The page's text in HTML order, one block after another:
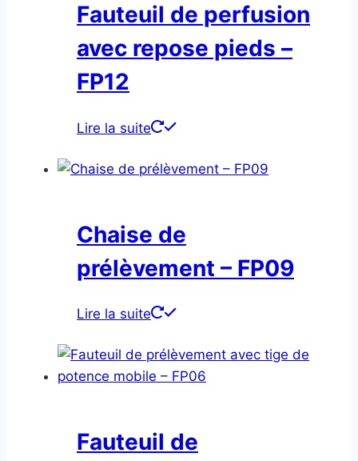
Fauteuil de perfusion
avec repose pieds –
FP12
Lire la suite
Chaise de
prélèvement – FP09
Lire la suite
Fauteuil de